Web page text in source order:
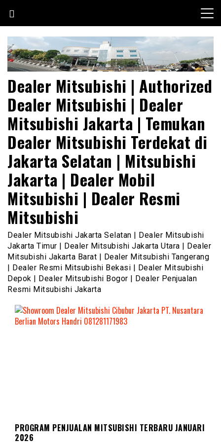
content
Dealer Mitsubishi | Authorized
Dealer Mitsubishi | Dealer
Mitsubishi Jakarta | Temukan
Dealer Mitsubishi Terdekat di
Jakarta Selatan | Mitsubishi
Jakarta | Dealer Mobil
Mitsubishi | Dealer Resmi
Mitsubishi
Dealer Mitsubishi Jakarta Selatan | Dealer Mitsubishi
Jakarta Timur | Dealer Mitsubishi Jakarta Utara | Dealer
Mitsubishi Jakarta Barat | Dealer Mitsubishi Tangerang
| Dealer Resmi Mitsubishi Bekasi | Dealer Mitsubishi
Depok | Dealer Mitsubishi Bogor | Dealer Penjualan
Resmi Mitsubishi Jakarta
PROGRAM PENJUALAN MITSUBISHI TERBARU JANUARI
2026